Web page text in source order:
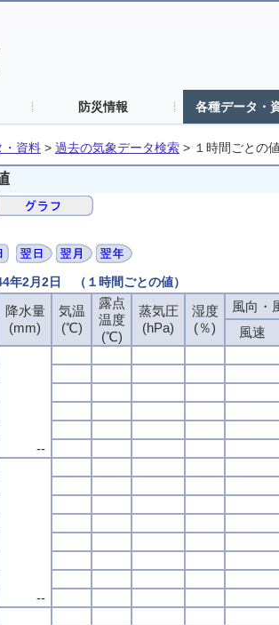
防災情報 各種データ・
・資料 > 過去の気象データ検索 > １時間ごとの
年2月2日 （１時間ごとの値）
降水量
(mm)
気温
(℃)
露点
温度
(℃)
蒸気圧
(hPa)
湿度
(％)
風向・
風速
--
--